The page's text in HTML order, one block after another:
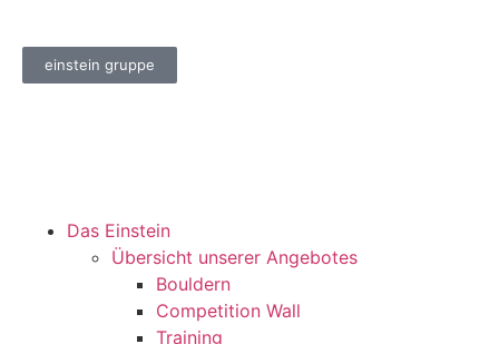
einstein gruppe
Das Einstein
Übersicht unserer Angebotes
Bouldern
Competition Wall
Training